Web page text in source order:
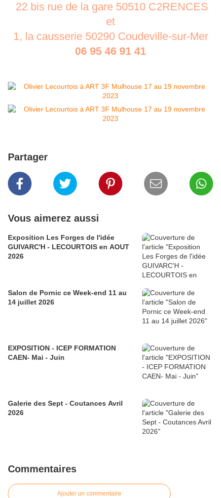
22 bis rue de la gare 50510 C2RENCES
et
1, la causserie 50290 Coudeville-sur-Mer
06 95 46 91 41
Partager
Vous aimerez aussi
Exposition Les Forges de l'idée
GUIVARC'H - LECOURTOIS en AOUT
2026
Salon de Pornic ce Week-end 11 au
14 juillet 2026
EXPOSITION - ICEP FORMATION
CAEN- Mai - Juin
Galerie des Sept - Coutances Avril
2026
Commentaires
Ajouter un commentaire